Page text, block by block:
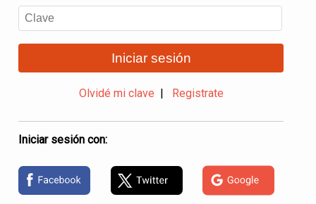
Iniciar sesión
Olvidé mi clave Registrate
Iniciar sesión con: